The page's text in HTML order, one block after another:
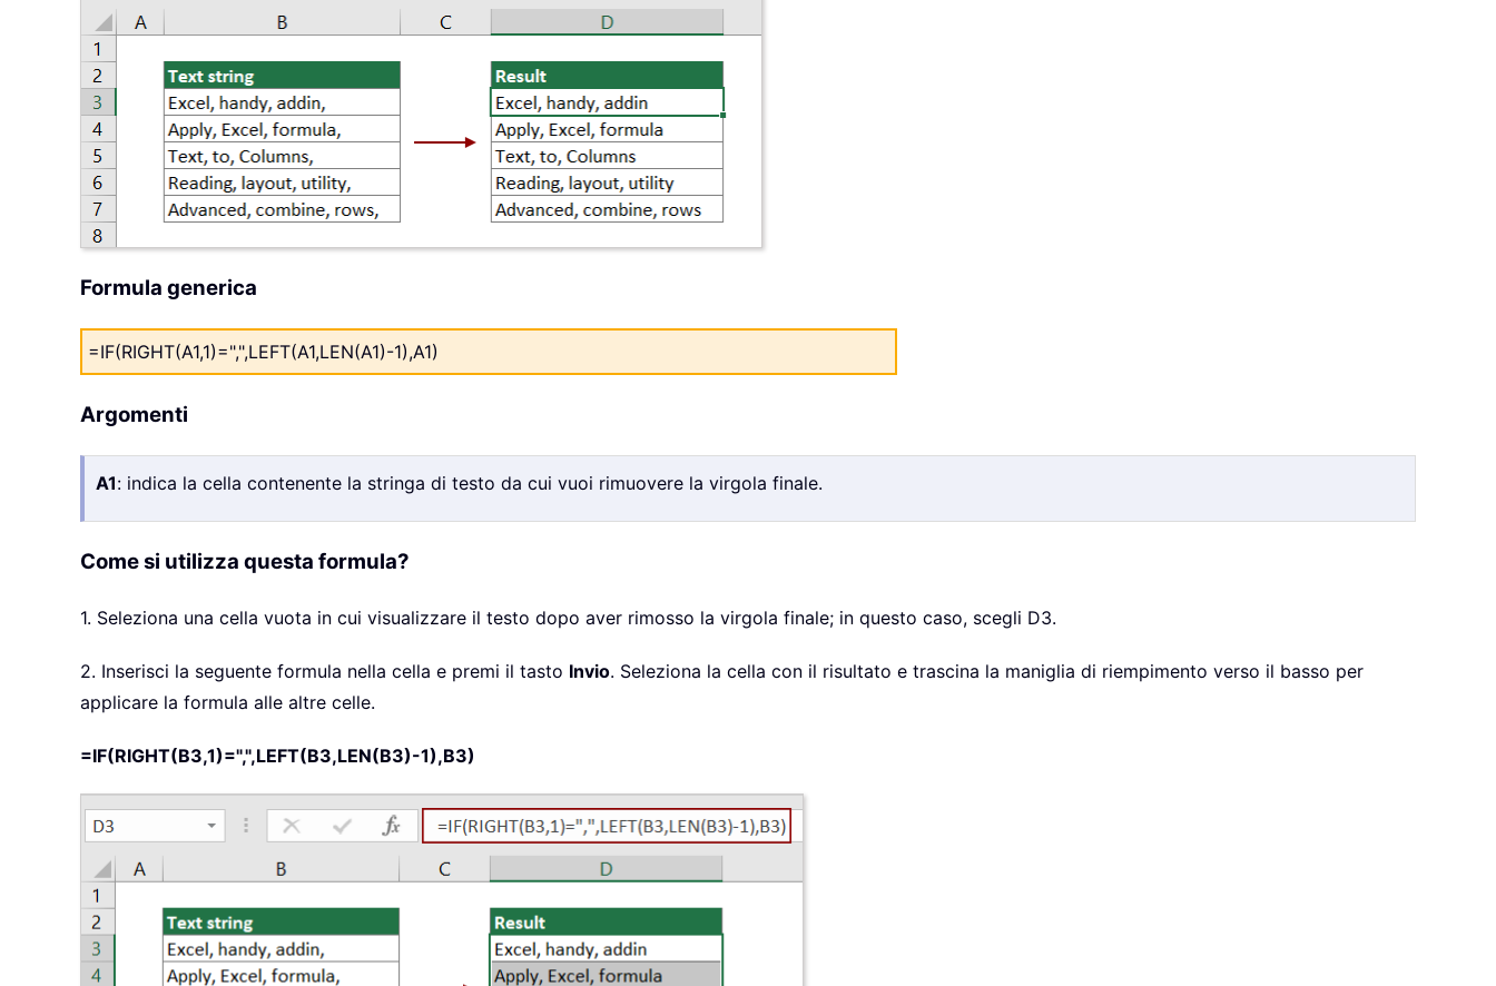
Formula generica
=IF(RIGHT(A1,1)=",",LEFT(A1,LEN(A1)-1),A1)
Argomenti
A1: indica la cella contenente la stringa di testo da cui vuoi rimuovere la virgola finale.
Come si utilizza questa formula?
1. Seleziona una cella vuota in cui visualizzare il testo dopo aver rimosso la virgola finale; in questo caso, scegli D3.
2. Inserisci la seguente formula nella cella e premi il tasto Invio. Seleziona la cella con il risultato e trascina la maniglia di riempimento verso il basso per
applicare la formula alle altre celle.
=IF(RIGHT(B3,1)=",",LEFT(B3,LEN(B3)-1),B3)